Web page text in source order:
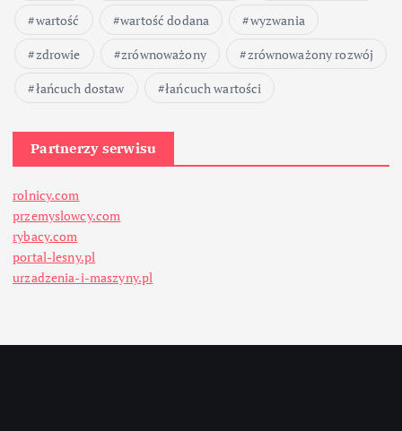
wartość
wartość dodana
wyzwania
zdrowie
zrównoważony
zrównoważony rozwój
łańcuch dostaw
łańcuch wartości
Partnerzy serwisu
rolnicy.com
przemyslowcy.com
rybacy.com
portal-lesny.pl
urzadzenia-i-maszyny.pl